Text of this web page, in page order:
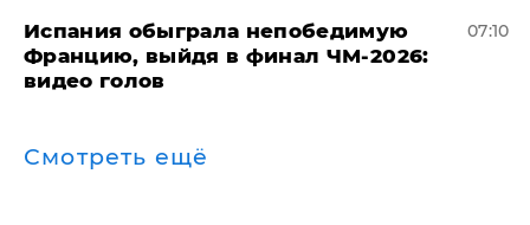
Испания обыграла непобедимую
Францию, выйдя в финал ЧМ-2026:
видео голов
07:10
Смотреть ещё